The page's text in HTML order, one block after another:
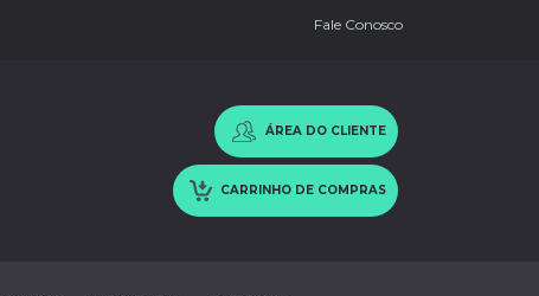
Fale Conosco
ÁREA DO CLIENTE
CARRINHO DE COMPRAS